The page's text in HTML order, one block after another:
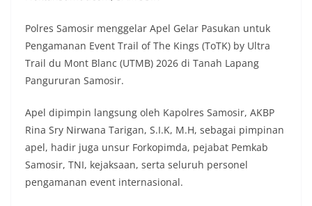
Indonesia.‎‎”Kami mengimbau kepada seluruh
bendera Merah Putih di depan rumah masing-
masing secara penuh. Ini adalah bentuk
penghormatan kita bersama terhadap
perjuangan para pahlawan yang telah merebut
kemerdekaan,” ujar Aiptu Muliyadi Suraukur saat
agar warga memperhatikan kondisi bendera yang
akan dikibarkan, memastikan bendera dalam
keadaan bersih, tidak sobek, dan layak untuk
dikibarkan sebagai simbol kehormatan
negara.‎‎‎Selain menyampaikan imbauan terkait
bendera, kegiatan sambang DDS ini juga
Polres Samosir menggelar Apel Gelar Pasukan untuk
Pengamanan Event Trail of The Kings (ToTK) by Ultra
Trail du Mont Blanc (UTMB) 2026 di Tanah Lapang
Pangururan Samosir.
Apel dipimpin langsung oleh Kapolres Samosir, AKBP
Rina Sry Nirwana Tarigan, S.I.K, M.H, sebagai pimpinan
apel, hadir juga unsur Forkopimda, pejabat Pemkab
Samosir, TNI, kejaksaan, serta seluruh personel
pengamanan event internasional.